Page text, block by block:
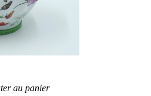
au panier